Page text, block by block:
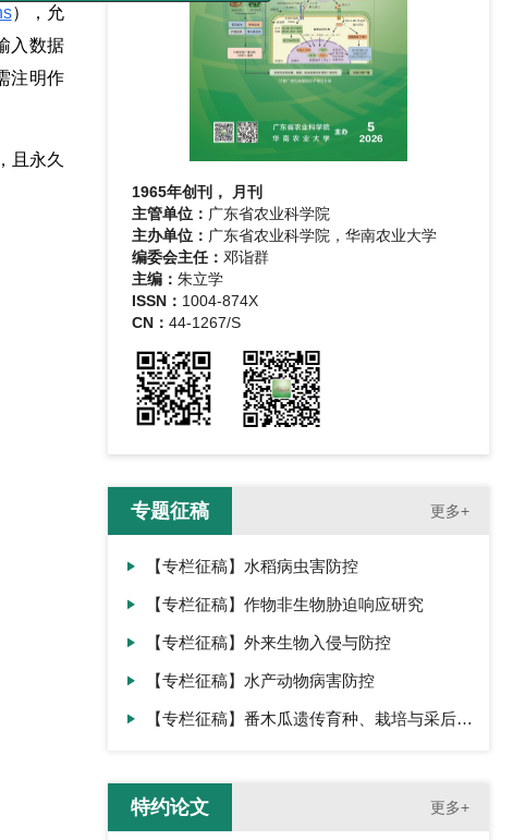
），允
入数据
注明作
且永久
1965年创刊， 月刊
主管单位： 广东省农业科学院
主办单位： 广东省农业科学院，华南农业大学
编委会主任： 邓诣群
主编： 朱立学
ISSN： 1004-874X
CN： 44-1267/S
专题征稿 更多+
【专栏征稿】水稻病虫害防控
【专栏征稿】作物非生物胁迫响应研究
【专栏征稿】外来生物入侵与防控
【专栏征稿】水产动物病害防控
【专栏征稿】番木瓜遗传育种、栽培与采后生
特约论文 更多+
道正式开通，助力顺利毕业！